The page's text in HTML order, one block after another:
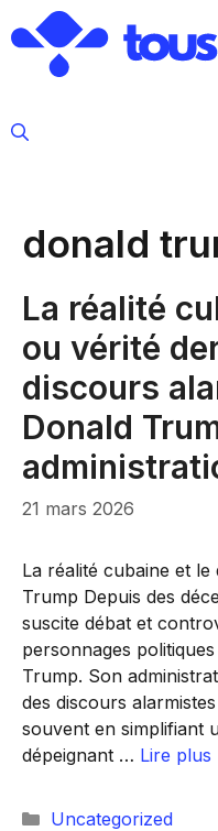
au
contenu
donald
La réalité
ou vérité
discours
Donald
21 mars 2026
La réalité cubaine et
Trump Depuis des
suscite débat et
personnages
Trump. Son
des discours
souvent en simplifiant
dépeignant … Lire plus
Catégories
Uncategorized